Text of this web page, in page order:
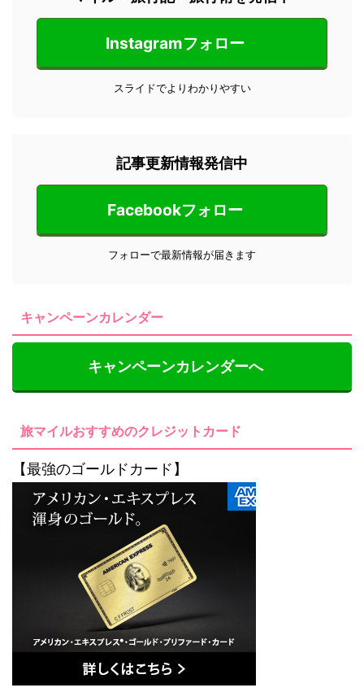
Instagramフォロー
スライドでよりわかりやすい
記事更新情報発信中
Facebookフォロー
フォローで最新情報が届きます
キャンペーンカレンダー
キャンペーンカレンダーへ
旅マイルおすすめのクレジットカード
【最強のゴールドカード】